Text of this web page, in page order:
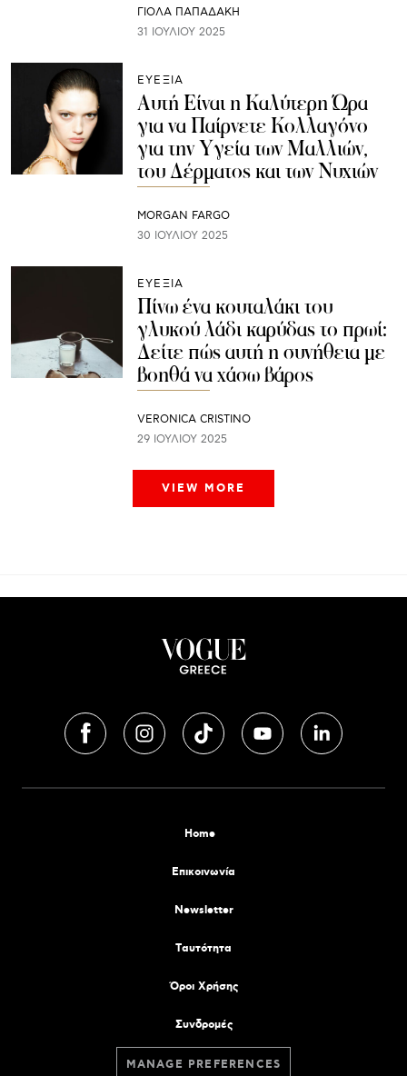
ΓΙΌΛΑ ΠΑΠΑΔΆΚΗ
31 ΙΟΥΛΊΟΥ 2025
ΕΥΕΞΙΑ
Αυτή Είναι η Καλύτερη Ώρα
για να Παίρνετε Κολλαγόνο
για την Υγεία των Μαλλιών,
του Δέρματος και των Νυχιών
MORGAN FARGO
30 ΙΟΥΛΊΟΥ 2025
ΕΥΕΞΙΑ
Πίνω ένα κουταλάκι του
γλυκού λάδι καρύδας το πρωί:
Δείτε πώς αυτή η συνήθεια με
βοηθά να χάσω βάρος
VERONICA CRISTINO
29 ΙΟΥΛΊΟΥ 2025
VIEW MORE
Home
Επικοινωνία
Newsletter
Tαυτότητα
Όροι Χρήσης
Συνδρομές
MANAGE PREFERENCES